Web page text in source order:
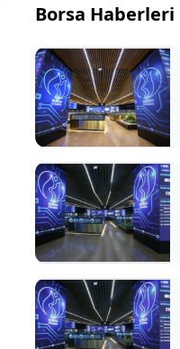
Borsa Haberleri